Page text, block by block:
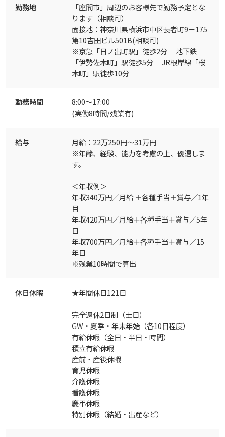
勤務地
「座間市」周辺のお客様先で勤務予定とな
ります（相談可）
面接地：神奈川県横浜市中区長者町9－175
第10吉田ビル501B(相談可)
※京急「日ノ出町駅」徒歩2分 地下鉄
「伊勢佐木町」駅徒歩5分 JR根岸線「桜
木町」駅徒歩10分
勤務時間
8:00～17:00
(実働8時間/残業有)
給与
月給：22万250円～31万円
※年齢、経験、能力を考慮の上、優遇しま
す。
＜年収例＞
年収340万円／月給 ＋各種手当＋賞与／1年
目
年収420万円／月給＋各種手当＋賞与／5年
目
年収700万円／月給＋各種手当＋賞与／15
年目
※残業10時間で算出
休日休暇 ★年間休日121日
完全週休2日制（土日）
GW・夏季・年末年始（各10日程度）
有給休暇（全日・半日・時間）
積立有給休暇
産前・産後休暇
育児休暇
介護休暇
看護休暇
慶弔休暇
特別休暇（結婚・出産など）